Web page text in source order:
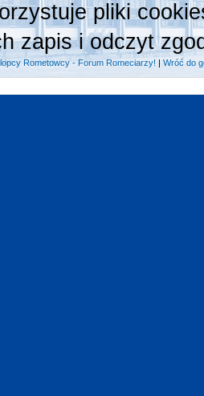
pliki
zapis i odczyt
Rometowcy - Forum Romeciarzy! |Wróć do